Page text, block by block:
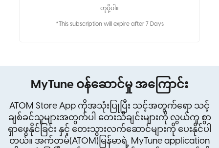
ဟုပို့ပါ။
*This subscription will expire after 7 Days
MyTune ဝန်ဆောင်မှု အကြောင်း
ATOM Store App ကိုအသုံးပြုပြီး သင့်အတွက်ရော သင့်
ချစ်ခင်သူများအတွက်ပါ တေးသီချင်းများကို လွယ်ကူ စွာ
ရှာဖွေနိုင်ခြင်း နှင့် တေးသွားလက်ဆောင်များကို ပေးနိုင်ပါ
တယ်။ အက်တမ်(ATOM)မြန်မာရဲ့ MyTune application